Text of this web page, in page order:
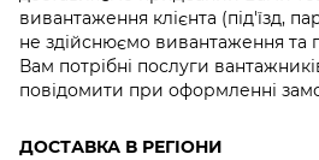
вивантаження клієнта (під'їзд,
не здійснюємо вивантаження та
Вам потрібні послуги
повідомити при оформленні
ДОСТАВКА В РЕГІОНИ